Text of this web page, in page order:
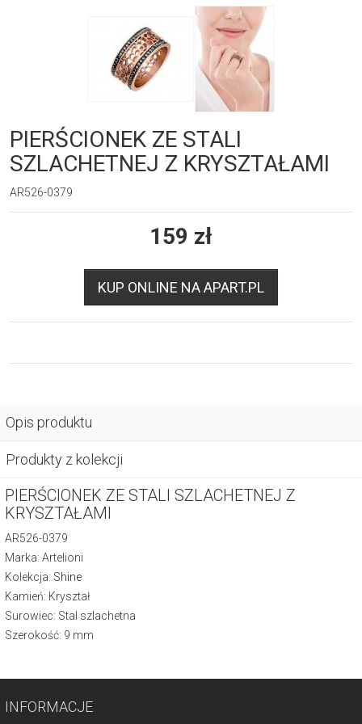
PIERŚCIONEK ZE STALI
SZLACHETNEJ Z KRYSZTAŁAMI
AR526-0379
159 zł
KUP ONLINE NA APART.PL
Opis produktu
Produkty z kolekcji
PIERŚCIONEK ZE STALI SZLACHETNEJ Z
KRYSZTAŁAMI
AR526-0379
Marka: Artelioni
Kolekcja: Shine
Kamień: Kryształ
Surowiec: Stal szlachetna
Szerokość: 9 mm
INFORMACJE